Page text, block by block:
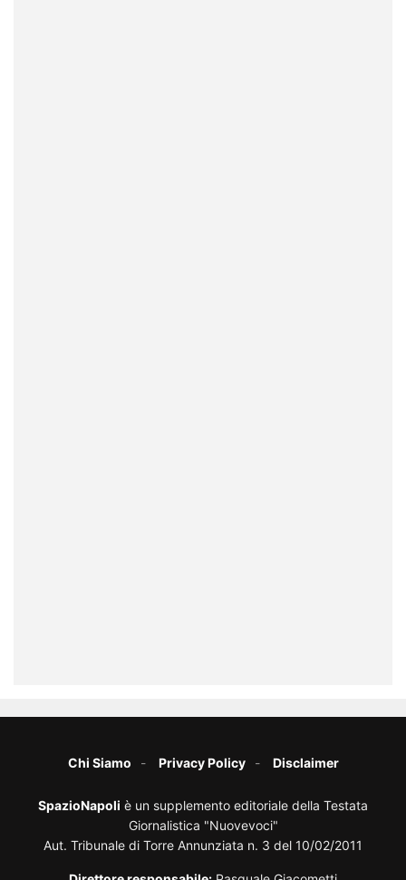
Chi Siamo Privacy Policy Disclaimer
SpazioNapoli è un supplemento editoriale della Testata
Giornalistica "Nuovevoci"
Aut. Tribunale di Torre Annunziata n. 3 del 10/02/2011